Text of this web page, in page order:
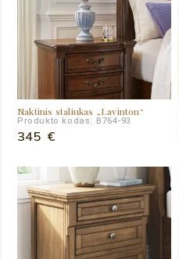
Naktinis staliukas „Lavinton“
Produkto kodas: B764-93
345 €